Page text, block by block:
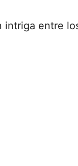
intriga entre